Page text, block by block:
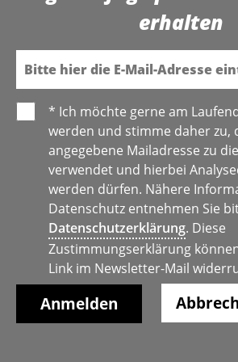
erhalten
E-Mail
* Ich möchte gerne am
werden und stimme daher zu,
angegebene Mailadresse zu
verwendet und hierbei
werden dürfen. Nähere
Datenschutz entnehmen Sie
Datenschutzerklärung. Diese
Zustimmungserklärung
Link im Newsletter-Mail